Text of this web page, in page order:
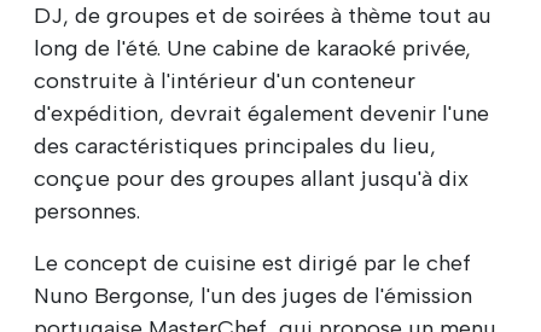
DJ, de groupes et de soirées à thème tout au
long de l'été. Une cabine de karaoké privée,
construite à l'intérieur d'un conteneur
d'expédition, devrait également devenir l'une
des caractéristiques principales du lieu,
conçue pour des groupes allant jusqu'à dix
personnes.
Le concept de cuisine est dirigé par le chef
Nuno Bergonse, l'un des juges de l'émission